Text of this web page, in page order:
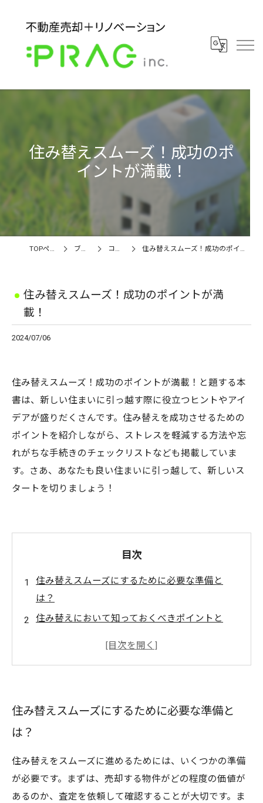
住み替えスムーズ！成功のポ
イントが満載！
TOPページ ブログ コラム 住み替えスムーズ！成功のポイントが満載！
住み替えスムーズ！成功のポイントが満
載！
2024/07/06
住み替えスムーズ！成功のポイントが満載！と題する本
書は、新しい住まいに引っ越す際に役立つヒントやアイ
デアが盛りだくさんです。住み替えを成功させるための
ポイントを紹介しながら、ストレスを軽減する方法や忘
れがちな手続きのチェックリストなども掲載していま
す。さあ、あなたも良い住まいに引っ越して、新しいス
タートを切りましょう！
目次
住み替えスムーズにするために必要な準備と
は？
住み替えにおいて知っておくべきポイントと
避方法とは？
住み替えスムーズにするために必要な準備と
は？
住み替えをスムーズに進めるためには、いくつかの準備
が必要です。まずは、売却する物件がどの程度の価値が
あるのか、査定を依頼して確認することが大切です。ま